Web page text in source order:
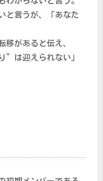
と言うが、「あなた
移があると伝え、
”は迎えられない」